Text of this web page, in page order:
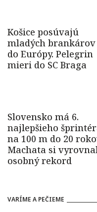
VARÍME A PEČIEME